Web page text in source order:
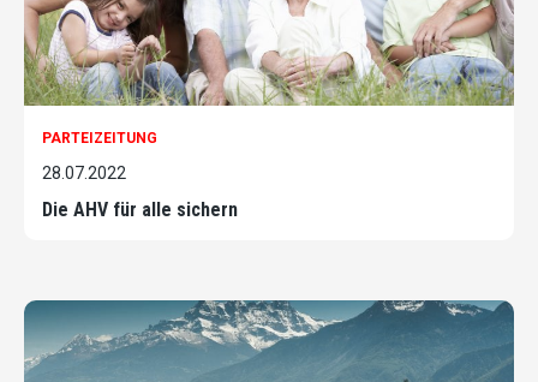
PARTEIZEITUNG
28.07.2022
Die AHV für alle sichern